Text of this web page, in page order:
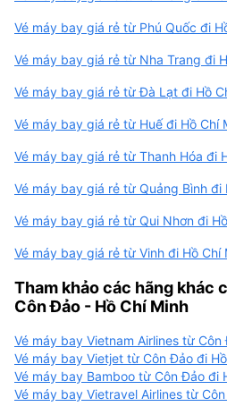
Vé máy bay giá rẻ từ Phú Quốc đi
Vé máy bay giá rẻ từ Nha Trang đi
Vé máy bay giá rẻ từ Đà Lạt đi Hồ
Vé máy bay giá rẻ từ Huế đi Hồ Chí
Vé máy bay giá rẻ từ Thanh Hóa đi
Vé máy bay giá rẻ từ Quảng Bình đi
Vé máy bay giá rẻ từ Qui Nhơn đi
Vé máy bay giá rẻ từ Vinh đi Hồ Chí
Tham khảo các hãng khác
Côn Đảo - Hồ Chí Minh
Vé máy bay Vietnam Airlines từ
Vé máy bay Vietjet từ Côn Đảo đi
Vé máy bay Bamboo từ Côn Đảo đi
Vé máy bay Vietravel Airlines từ